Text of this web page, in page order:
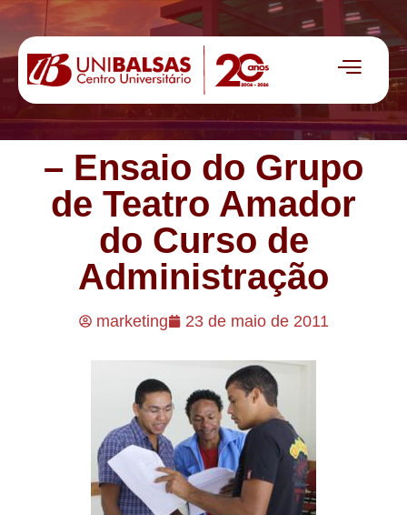
– Ensaio do Grupo
de Teatro Amador
do Curso de
Administração
marketing 23 de maio de 2011